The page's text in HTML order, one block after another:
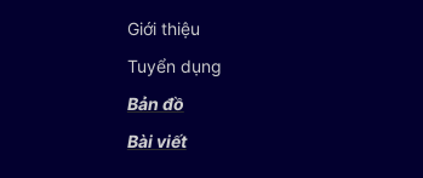
Giới thiệu
Tuyển dụng
Bản đồ
Bài viết